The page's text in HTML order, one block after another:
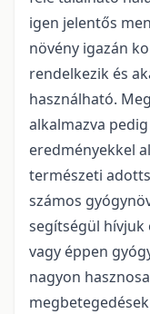
igen jelentős
növény igazán
rendelkezik és
használható.
alkalmazva
eredményekkel
természeti
számos
segítségül hívjuk
vagy éppen
nagyon